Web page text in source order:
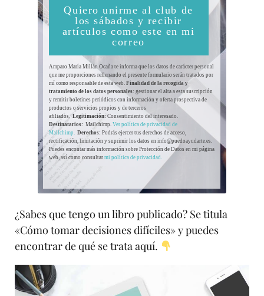
Amparo María Millán Ocaña te informa que los datos de carácter personal
que me proporciones rellenando el presente formulario serán tratados por
mí como responsable de esta web. Finalidad de la recogida y
tratamiento de los datos personales: gestionar el alta a esta suscripción
y remitir boletines periódicos con información y oferta prospectiva de
productos o servicios propios y de terceros
afiliados.Legitimación:Consentimiento del interesado.
Destinatarios: Mailchimp. Ver política de privacidad de
Mailchimp. Derechos: Podrás ejercer tus derechos de acceso,
rectificación, limitación y suprimir los datos en info@puedoayudarte.es.
Puedes encontar más información sobre Protección de Datos en mi página
web, así como consultar mi política de privacidad.
Quiero unirme al club de
los sábados y recibir
artículos como este en mi
correo
¿Sabes que tengo un libro publicado? Se titula
«Cómo tomar decisiones difíciles» y puedes
encontrar de qué se trata aquí.